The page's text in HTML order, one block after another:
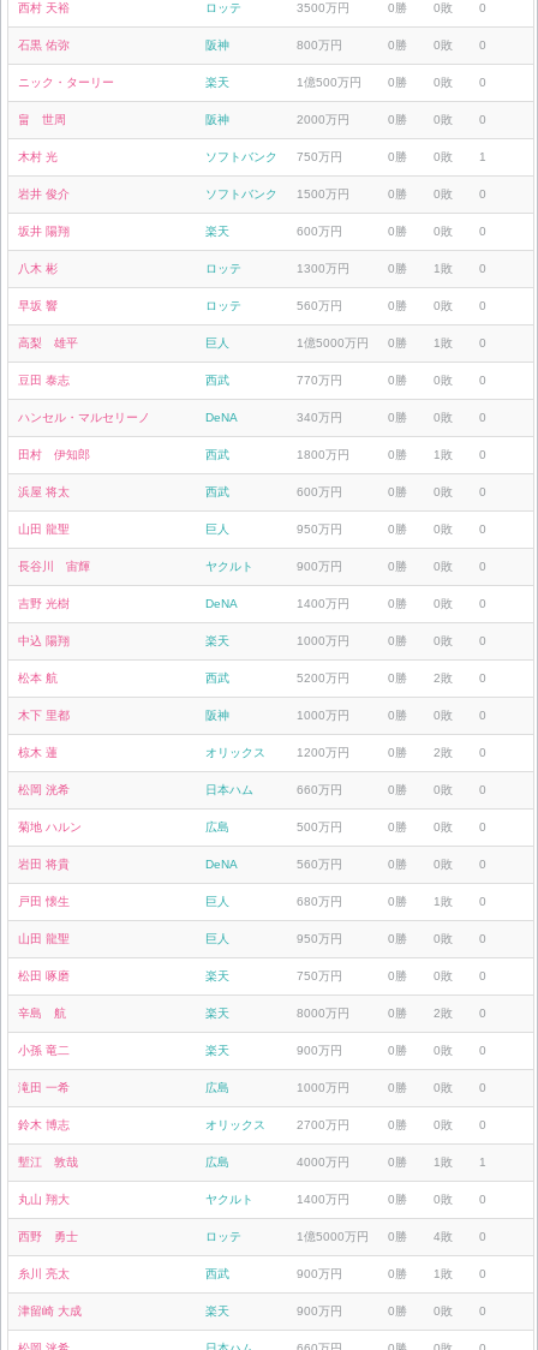
西村 天裕 ロッテ 3500万円 0勝 0敗 0
石黒 佑弥 阪神 800万円 0勝 0敗 0
ニック・ターリー 楽天 1億500万円 0勝 0敗 0
畠 世周 阪神 2000万円 0勝 0敗 0
木村 光 ソフトバンク 750万円 0勝 0敗 1
岩井 俊介 ソフトバンク 1500万円 0勝 0敗 0
坂井 陽翔 楽天 600万円 0勝 0敗 0
八木 彬 ロッテ 1300万円 0勝 1敗 0
早坂 響 ロッテ 560万円 0勝 0敗 0
高梨 雄平 巨人 1億5000万円 0勝 1敗 0
豆田 泰志 西武 770万円 0勝 0敗 0
ハンセル・マルセリーノ DeNA 340万円 0勝 0敗 0
田村 伊知郎 西武 1800万円 0勝 1敗 0
浜屋 将太 西武 600万円 0勝 0敗 0
山田 龍聖 巨人 950万円 0勝 0敗 0
長谷川 宙輝 ヤクルト 900万円 0勝 0敗 0
吉野 光樹 DeNA 1400万円 0勝 0敗 0
中込 陽翔 楽天 1000万円 0勝 0敗 0
松本 航 西武 5200万円 0勝 2敗 0
木下 里都 阪神 1000万円 0勝 0敗 0
椋木 蓮 オリックス 1200万円 0勝 2敗 0
松岡 洸希 日本ハム 660万円 0勝 0敗 0
菊地 ハルン 広島 500万円 0勝 0敗 0
岩田 将貴 DeNA 560万円 0勝 0敗 0
戸田 懐生 巨人 680万円 0勝 1敗 0
山田 龍聖 巨人 950万円 0勝 0敗 0
松田 啄磨 楽天 750万円 0勝 0敗 0
辛島 航 楽天 8000万円 0勝 2敗 0
小孫 竜二 楽天 900万円 0勝 0敗 0
滝田 一希 広島 1000万円 0勝 0敗 0
鈴木 博志 オリックス 2700万円 0勝 0敗 0
塹江 敦哉 広島 4000万円 0勝 1敗 1
丸山 翔大 ヤクルト 1400万円 0勝 0敗 0
西野 勇士 ロッテ 1億5000万円 0勝 4敗 0
糸川 亮太 西武 900万円 0勝 1敗 0
津留崎 大成 楽天 900万円 0勝 0敗 0